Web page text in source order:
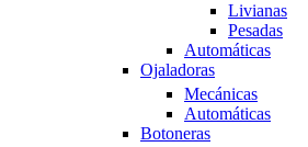
Livianas
Pesadas
Automáticas
Ojaladoras
Mecánicas
Automáticas
Botoneras